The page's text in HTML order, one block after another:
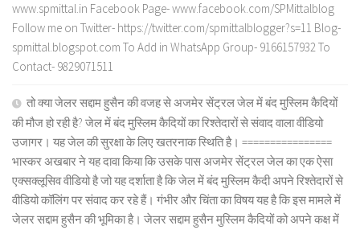
www.spmittal.in Facebook Page- www.facebook.com/SPMittalblog
Follow me on Twitter- https://twitter.com/spmittalblogger?s=11 Blog-
spmittal.blogspot.com To Add in WhatsApp Group- 9166157932 To
Contact- 9829071511
तो क्या जेलर सद्दाम हुसैन की वजह से अजमेर सेंट्रल जेल में बंद मुस्लिम कैदियों
की मौज हो रही है? जेल में बंद मुस्लिम कैदियों का रिश्तेदारों से संवाद वाला वीडियो
उजागर। यह जेल की सुरक्षा के लिए खतरनाक स्थिति है। ================
भास्कर अखबार ने यह दावा किया कि उसके पास अजमेर सेंट्रल जेल का एक ऐसा
एक्सक्लूसिव वीडियो है जो यह दर्शाता है कि जेल में बंद मुस्लिम कैदी अपने रिश्तेदारों से
वीडियो कॉलिंग पर संवाद कर रहे हैं। गंभीर और चिंता का विषय यह है कि इस मामले में
जेलर सद्दाम हुसैन की भूमिका है। जेलर सद्दाम हुसैन मुस्लिम कैदियों को अपने कक्ष में